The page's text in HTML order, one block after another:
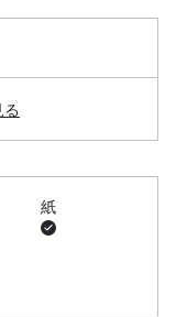
紙